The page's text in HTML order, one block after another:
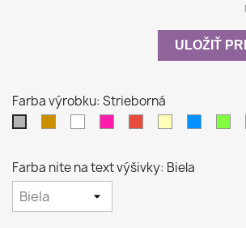
ULOŽIŤ
Farba výrobku: Strieborná
Farba nite na text výšivky: Biela